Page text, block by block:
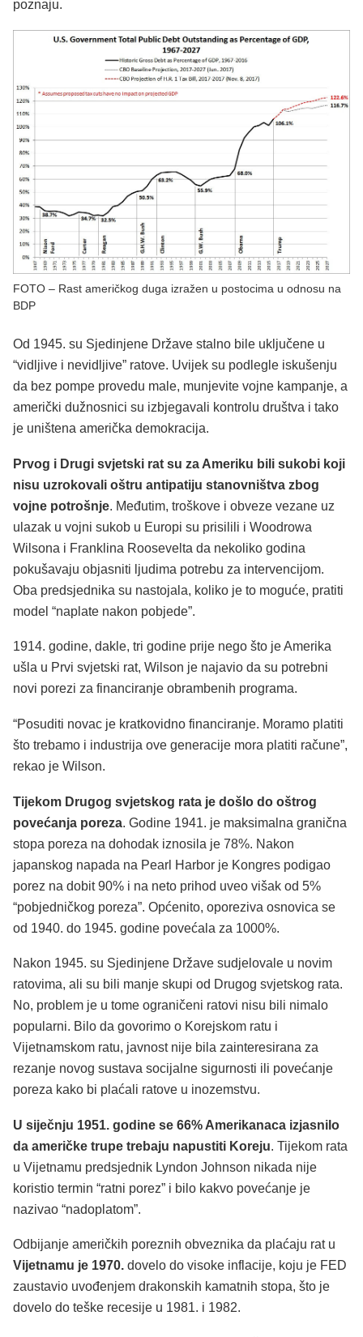
poznaju.
FOTO – Rast američkog duga izražen u postocima u odnosu na
BDP
Od 1945. su Sjedinjene Države stalno bile uključene u
“vidljive i nevidljive” ratove. Uvijek su podlegle iskušenju
da bez pompe provedu male, munjevite vojne kampanje, a
američki dužnosnici su izbjegavali kontrolu društva i tako
je uništena američka demokracija.
Prvog i Drugi svjetski rat su za Ameriku bili sukobi koji
nisu uzrokovali oštru antipatiju stanovništva zbog
vojne potrošnje. Međutim, troškove i obveze vezane uz
ulazak u vojni sukob u Europi su prisilili i Woodrowa
Wilsona i Franklina Roosevelta da nekoliko godina
pokušavaju objasniti ljudima potrebu za intervencijom.
Oba predsjednika su nastojala, koliko je to moguće, pratiti
model “naplate nakon pobjede”.
1914. godine, dakle, tri godine prije nego što je Amerika
ušla u Prvi svjetski rat, Wilson je najavio da su potrebni
novi porezi za financiranje obrambenih programa.
“Posuditi novac je kratkovidno financiranje. Moramo platiti
što trebamo i industrija ove generacije mora platiti račune”,
rekao je Wilson.
Tijekom Drugog svjetskog rata je došlo do oštrog
povećanja poreza. Godine 1941. je maksimalna granična
stopa poreza na dohodak iznosila je 78%. Nakon
japanskog napada na Pearl Harbor je Kongres podigao
porez na dobit 90% i na neto prihod uveo višak od 5%
“pobjedničkog poreza”. Općenito, oporeziva osnovica se
od 1940. do 1945. godine povećala za 1000%.
Nakon 1945. su Sjedinjene Države sudjelovale u novim
ratovima, ali su bili manje skupi od Drugog svjetskog rata.
No, problem je u tome ograničeni ratovi nisu bili nimalo
popularni. Bilo da govorimo o Korejskom ratu i
Vijetnamskom ratu, javnost nije bila zainteresirana za
rezanje novog sustava socijalne sigurnosti ili povećanje
poreza kako bi plaćali ratove u inozemstvu.
U siječnju 1951. godine se 66% Amerikanaca izjasnilo
da američke trupe trebaju napustiti Koreju. Tijekom rata
u Vijetnamu predsjednik Lyndon Johnson nikada nije
koristio termin “ratni porez” i bilo kakvo povećanje je
nazivao “nadoplatom”.
Odbijanje američkih poreznih obveznika da plaćaju rat u
Vijetnamu je 1970. dovelo do visoke inflacije, koju je FED
zaustavio uvođenjem drakonskih kamatnih stopa, što je
dovelo do teške recesije u 1981. i 1982.